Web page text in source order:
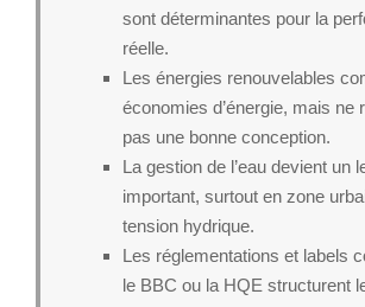
sont déterminantes pour la
réelle.
Les énergies renouvelables
économies d’énergie, mais ne
pas une bonne conception.
La gestion de l’eau devient un
important, surtout en zone
tension hydrique.
Les réglementations et labels
le BBC ou la HQE structurent